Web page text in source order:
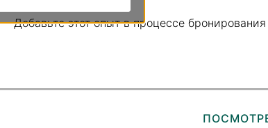
Добавьте этот опыт в процессе